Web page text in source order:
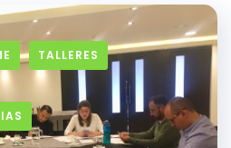
TALLERES